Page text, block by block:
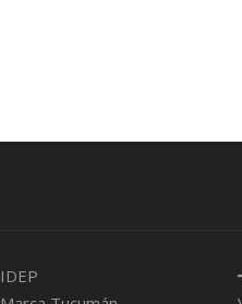
IDEP